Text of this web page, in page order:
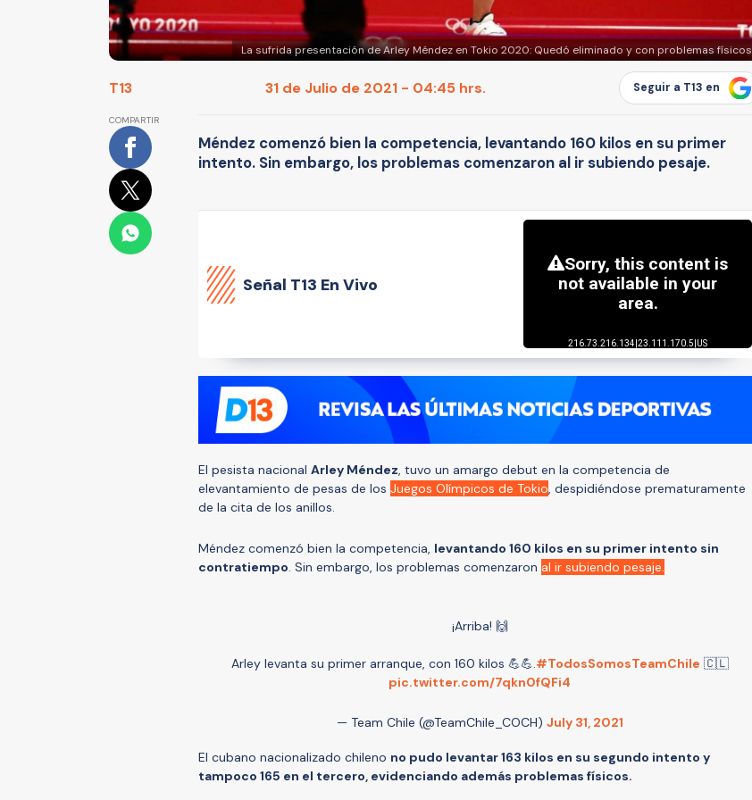
La sufrida presentación de Arley Méndez en Tokio 2020: Quedó eliminado y con problemas físicos
T13 31 de Julio de 2021 - 04:45 hrs. Seguir a T13 en
COMPARTIR
Méndez comenzó bien la competencia, levantando 160 kilos en su primer
intento. Sin embargo, los problemas comenzaron al ir subiendo pesaje.
Señal T13 En Vivo
El pesista nacional Arley Méndez, tuvo un amargo debut en la competencia de
elevantamiento de pesas de los Juegos Olímpicos de Tokio, despidiéndose prematuramente
de la cita de los anillos.
Méndez comenzó bien la competencia, levantando 160 kilos en su primer intento sin
contratiempo. Sin embargo, los problemas comenzaron al ir subiendo pesaje.
¡Arriba! 🙌
Arley levanta su primer arranque, con 160 kilos 💪💪.#TodosSomosTeamChile 🇨🇱
pic.twitter.com/7qkn0fQFi4
— Team Chile (@TeamChile_COCH) July 31, 2021
El cubano nacionalizado chileno no pudo levantar 163 kilos en su segundo intento y
tampoco 165 en el tercero, evidenciando además problemas físicos.